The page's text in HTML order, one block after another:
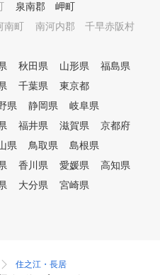
泉南郡 岬町
南町
南河内郡 千早赤阪村
秋田県 山形県
福島県
千葉県
東京都
県 静岡県
岐阜県
福井県 滋賀県
京都府
県 鳥取県
島根県
香川県 愛媛県
高知県
大分県
宮崎県
住之江・長居